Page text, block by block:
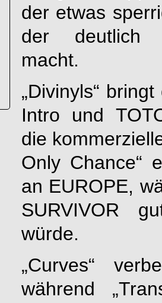
der etwas
der deutlich
macht.
„Divinyls“
Intro und
die
Only Chance“
an EUROPE,
SURVIVOR
würde.
„Curves“
während